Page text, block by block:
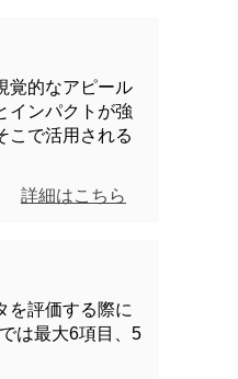
覚的なアピール
インパクトが強
こで活用される
詳細はこちら
を評価する際に
は最大6項目、5